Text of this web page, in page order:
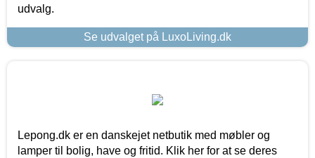
udvalg.
Se udvalget på LuxoLiving.dk
Lepong.dk er en danskejet netbutik med møbler og
lamper til bolig, have og fritid. Klik her for at se deres